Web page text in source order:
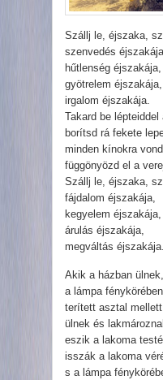
Szállj le, éjszaka,
szenvedés
hűtlenség éjszakája,
gyötrelem éjszakája,
irgalom éjszakája.
Takard be lépteiddel
borítsd rá fekete
minden kínokra
függönyözd el a
Szállj le, éjszaka,
fájdalom éjszakája,
kegyelem éjszakája,
árulás éjszakája,
megváltás éjszakája.
Akik a házban ülnek,
a lámpa
terített asztal mellett
ülnek és
eszik a lakoma
isszák a lakoma
s a lámpa